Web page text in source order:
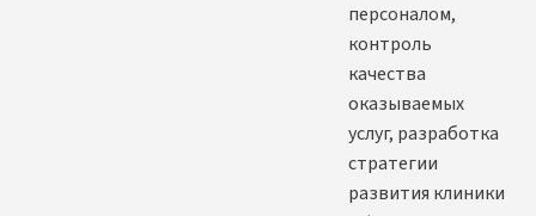
персоналом,
контроль
качества
оказываемых
услуг, разработка
стратегии
развития клиники